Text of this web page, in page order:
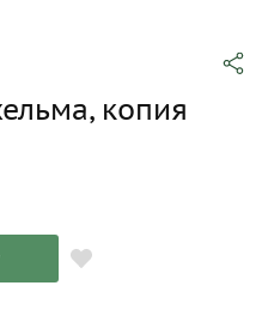
копия